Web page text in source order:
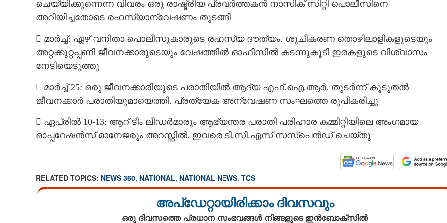
ചെയ്യിക്കുന്നെന്ന വിവരം ഒരു രാഷ്ട്രീയ പ്രവർത്തകൻ നാസിക് സിറ്റി പൊലീസിനെ
അറിയിച്ചതോടെ രഹസ്യാന്വേഷണം തുടങ്ങി
 മാർച്ച്: ഏഴ് വനിതാ പൊലീസുകാരുടെ രഹസ്യ ദൗത്യം. ശുചീകരണ തൊഴിലാളികളുടെയും
അറ്റക്കുറ്റപ്പണി ജീവനക്കാരുടെയും വേഷത്തിൽ ഓഫീസിൽ കടന്നുകൂടി ഇരകളുടെ വിശ്വാസം
നേടിയെടുത്തു
 മാർച്ച് 25: ഒരു ജീവനക്കാരിയുടെ പരാതിയിൽ ആദ്യ എഫ്.ഐ.ആർ. തുടർന്ന് കൂടുതൽ
ജീവനക്കാർ പരാതിയുമായെത്തി. പ്രത്യേക അന്വേഷണ സംഘത്തെ രൂപീകരിച്ചു
 ഏപ്രിൽ 10-13: ആറ് ടീം ലീഡർമാരും ആഭ്യന്തര പരാതി പരിഹാര കമ്മിറ്റിയിലെ അംഗമായ
ഓപ്പറേഷൻസ് മാനേജരും അറസ്റ്റിൽ. ഇവരെ ടി.സി.എസ് സസ്പെൻഡ് ചെയ്തു
RELATED TOPICS: NEWS 360, NATIONAL, NATIONAL NEWS, TCS
അപ്ഡേറ്റായിരിക്കാം ദിവസവും
ഒരു ദിവസത്തെ പ്രധാന സംഭവങ്ങൾ നിങ്ങളുടെ ഇൻബോക്സിൽ
ടി.സി.എസിലെ നിർബന്ധിത മതംമാറ്റ
ശ്രമം, ഭീകരബന്ധം തേടി എൻ.ഐ.എ